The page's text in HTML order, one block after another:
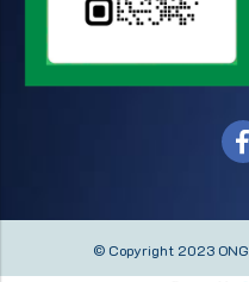
© Copyright 2023 ONG